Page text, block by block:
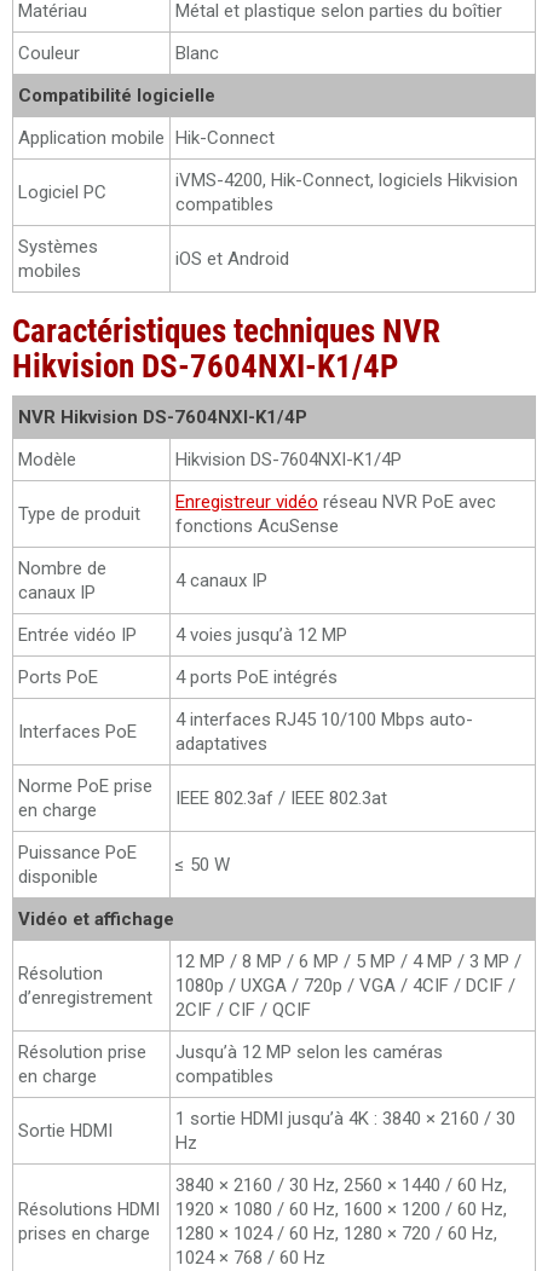
Matériau
Métal et plastique selon parties du boîtier
Couleur
Blanc
Compatibilité logicielle
Application mobile Hik-Connect
Logiciel PC
iVMS-4200, Hik-Connect, logiciels Hikvision
compatibles
Systèmes
mobiles
iOS et Android
Caractéristiques techniques NVR
Hikvision DS-7604NXI-K1/4P
NVR Hikvision DS-7604NXI-K1/4P
Modèle
Hikvision DS-7604NXI-K1/4P
Type de produit
Enregistreur vidéo réseau NVR PoE avec
fonctions AcuSense
Nombre de
canaux IP
4 canaux IP
Entrée vidéo IP
4 voies jusqu’à 12 MP
Ports PoE
4 ports PoE intégrés
Interfaces PoE
4 interfaces RJ45 10/100 Mbps auto-
adaptatives
Norme PoE prise
en charge
IEEE 802.3af / IEEE 802.3at
Puissance PoE
disponible
≤ 50 W
Vidéo et affichage
Résolution
d’enregistrement
12 MP / 8 MP / 6 MP / 5 MP / 4 MP / 3 MP /
1080p / UXGA / 720p / VGA / 4CIF / DCIF /
2CIF / CIF / QCIF
Résolution prise
en charge
Jusqu’à 12 MP selon les caméras
compatibles
Sortie HDMI
1 sortie HDMI jusqu’à 4K : 3840 × 2160 / 30
Hz
Résolutions HDMI
prises en charge
3840 × 2160 / 30 Hz, 2560 × 1440 / 60 Hz,
1920 × 1080 / 60 Hz, 1600 × 1200 / 60 Hz,
1280 × 1024 / 60 Hz, 1280 × 720 / 60 Hz,
1024 × 768 / 60 Hz